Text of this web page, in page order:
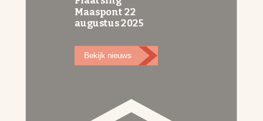
Maaspont 22
augustus 2025
Bekijk nieuws